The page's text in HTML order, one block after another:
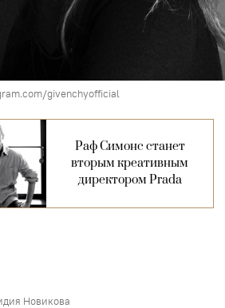
givenchyofficial
Раф Симонс станет
вторым креативным
директором Prada
Новикова